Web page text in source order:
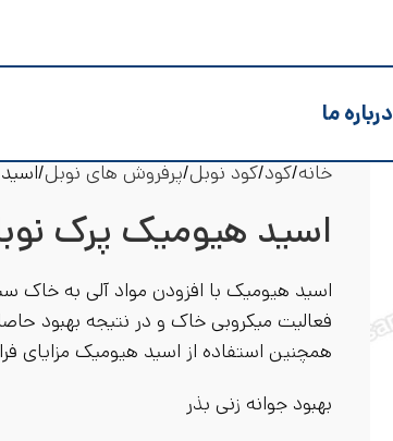
درباره ما
خانه کود کود نوبل پرفروش های نوبل
اسید هیومیک پرک
اسید هیومیک با افزودن مواد آلی به
فعالیت میکروبی خاک و در نتیجه بهبود
همچنین استفاده از اسید هیومیک مزایای
بهبود جوانه زنی بذر